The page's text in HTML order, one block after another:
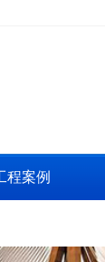
程案例